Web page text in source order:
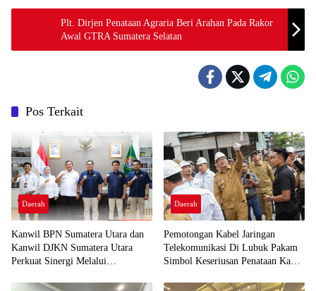
Plt. Dirjen Penataan Agraria Beri Arahan Pada Rakor
Awal GTRA Sumatera Selatan
Pos Terkait
Daerah
Kanwil BPN Sumatera Utara dan
Kanwil DJKN Sumatera Utara
Perkuat Sinergi Melalui
Daerah
Pemotongan Kabel Jaringan
Telekomunikasi Di Lubuk Pakam
Simbol Keseriusan Penataan Kabel